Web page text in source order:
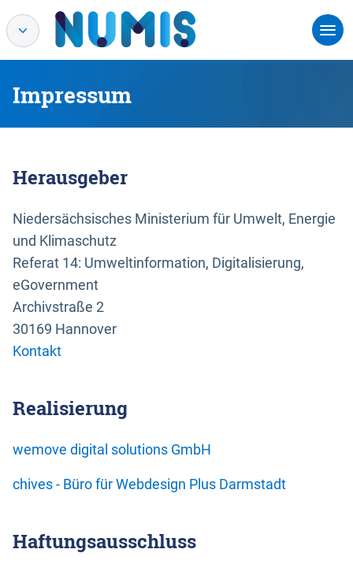
Impressum
Herausgeber
Niedersächsisches Ministerium für Umwelt, Energie
und Klimaschutz
Referat 14: Umweltinformation, Digitalisierung,
eGovernment
Archivstraße 2
30169 Hannover
Kontakt
Realisierung
wemove digital solutions GmbH
chives - Büro für Webdesign Plus Darmstadt
Haftungsausschluss